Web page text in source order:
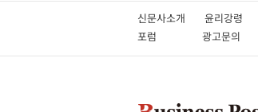
신문사소개 윤리강령
포럼
광고문의